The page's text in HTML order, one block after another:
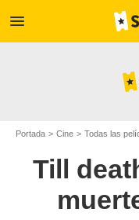
menu
Portada Cine Todas las
Till